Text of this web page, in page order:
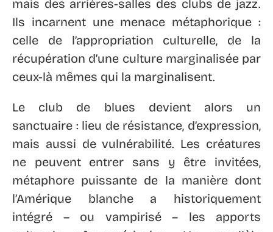
mais des arrières-salles des clubs de jazz.
Ils incarnent une menace métaphorique :
celle de l’appropriation culturelle, de la
récupération d’une culture marginalisée par
ceux-là mêmes qui la marginalisent.
Le club de blues devient alors un
sanctuaire : lieu de résistance, d’expression,
mais aussi de vulnérabilité. Les créatures
ne peuvent entrer sans y être invitées,
métaphore puissante de la manière dont
l’Amérique blanche a historiquement
intégré – ou vampirisé – les apports